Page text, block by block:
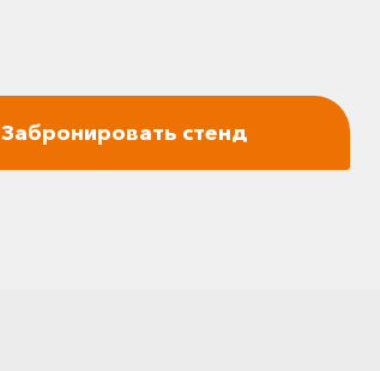
Забронировать стенд